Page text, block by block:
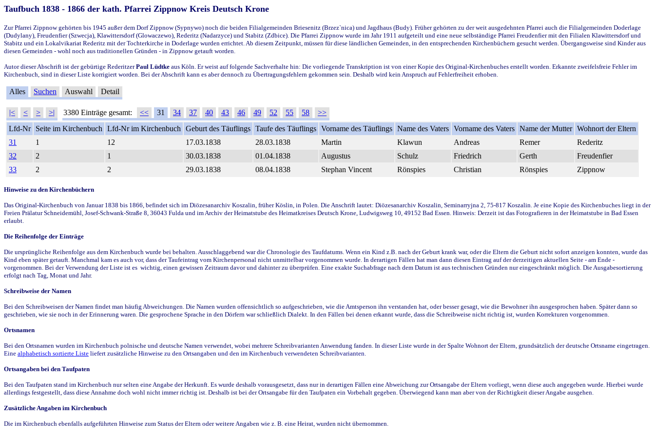
Taufbuch 1838 - 1866 der kath. Pfarrei Zippnow Kreis Deutsch Krone
Zur Pfarrei Zippnow gehörten bis 1945 außer dem Dorf Zippnow (Sypnywo) noch die beiden Filialgemeinden Briesenitz (Brzez`nica) und Jagdhaus (Budy). Früher gehörten zu der weit ausgedehnten Pfarrei auch die Filialgemeinden Doderlage
(Dudylany), Freudenfier (Szwecja), Klawittersdorf (Glowaczewo), Rederitz (Nadarzyce) und Stabitz (Zdbice). Die Pfarrei Zippnow wurde im Jahr 1911 aufgeteilt und eine neue selbständige Pfarrei Freudenfier mit den Filialen Klawittersdorf und
Stabitz und ein Lokalvikariat Rederitz mit der Tochterkirche in Doderlage wurden errichtet. Ab diesem Zeitpunkt, müssen für diese ländlichen Gemeinden, in den entsprechenden Kirchenbüchern gesucht werden. Übergangsweise sind Kinder aus
diesen Gemeinden - wohl noch aus traditionellen Gründen - in Zippnow getauft worden.
Autor dieser Abschrift ist der gebürtige RederitzerPaul Lüdtke aus Köln. Er weist auf folgende Sachverhalte hin: Die vorliegende Transkription ist von einer Kopie des Original-Kirchenbuches erstellt worden. Erkannte zweifelsfreie Fehler im
Kirchenbuch, sind in dieser Liste korrigiert worden. Bei der Abschrift kann es aber dennoch zu Übertragungsfehlern gekommen sein. Deshalb wird kein Anspruch auf Fehlerfreiheit erhoben.
Alles Suchen Auswahl Detail
|< < > >| 3380 Einträge gesamt: << 31 34 37 40 43 46 49 52 55 58
>>
Lfd-Nr
Seite im Kirchenbuch Lfd-Nr im Kirchenbuch Geburt des Täuflings Taufe des Täuflings Vorname des Täuflings Name des Vaters Vorname des Vaters Name der Mutter Wohnort der Eltern
31
1 12 17.03.1838 28.03.1838 Martin Klawun Andreas Remer
Rederitz
32
2 1 30.03.1838 01.04.1838 Augustus Schulz Friedrich Gerth
Freudenfier
33
2 2 29.03.1838 08.04.1838 Stephan Vincent Rönspies Christian Rönspies Zippnow
Hinweise zu den Kirchenbüchern
Das Original-Kirchenbuch von Januar 1838 bis 1866, befindet sich im Diözesanarchiv Koszalin, früher Köslin, in Polen. Die Anschrift lautet: Diözesanarchiv Koszalin, Seminarryjna 2, 75-817 Koszalin. Je eine Kopie des Kirchenbuches liegt in der
Freien Prälatur Schneidemühl, Josef-Schwank-Straße 8, 36043 Fulda und im Archiv der Heimatstube des Heimatkreises Deutsch Krone, Ludwigsweg 10, 49152 Bad Essen. Hinweis: Derzeit ist das Fotografieren in der Heimatstube in Bad Essen
erlaubt.
Die Reihenfolge der Einträge
Die ursprüngliche Reihenfolge aus dem Kirchenbuch wurde bei behalten. Ausschlaggebend war die Chronologie des Taufdatums. Wenn ein Kind z.B. nach der Geburt krank war, oder die Eltern die Geburt nicht sofort anzeigen konnten, wurde das
Kind eben später getauft. Manchmal kam es auch vor, dass der Taufeintrag vom Kirchenpersonal nicht unmittelbar vorgenommen wurde. In derartigen Fällen hat man dann diesen Eintrag auf der derzeitigen aktuellen Seite - am Ende -
vorgenommen. Bei der Verwendung der Liste ist es wichtig, einen gewissen Zeitraum davor und dahinter zu überprüfen. Eine exakte Suchabfrage nach dem Datum ist aus technischen Gründen nur eingeschränkt möglich. Die Ausgabesortierung
erfolgt nach Tag, Monat und Jahr.
Schreibweise der Namen
Bei den Schreibweisen der Namen findet man häufig Abweichungen. Die Namen wurden offensichtlich so aufgeschrieben, wie die Amtsperson ihn verstanden hat, oder besser gesagt, wie die Bewohner ihn ausgesprochen haben. Später dann so
geschrieben, wie sie noch in der Erinnerung waren. Die gesprochene Sprache in den Dörfern war schließlich Dialekt. In den Fällen bei denen erkannt wurde, dass die Schreibweise nicht richtig ist, wurden Korrekturen vorgenommen.
Ortsnamen
Bei den Ortsnamen wurden im Kirchenbuch polnische und deutsche Namen verwendet, wobei mehrere Schreibvarianten Anwendung fanden. In dieser Liste wurde in der Spalte Wohnort der Eltern, grundsätzlich der deutsche Ortsname eingetragen.
Eine alphabetisch sortierte Liste liefert zusätzliche Hinweise zu den Ortsangaben und den im Kirchenbuch verwendeten Schreibvarianten.
Ortsangaben bei den Taufpaten
Bei den Taufpaten stand im Kirchenbuch nur selten eine Angabe der Herkunft. Es wurde deshalb vorausgesetzt, dass nur in derartigen Fällen eine Abweichung zur Ortsangabe der Eltern vorliegt, wenn diese auch angegeben wurde. Hierbei wurde
allerdings festgestellt, dass diese Annahme doch wohl nicht immer richtig ist. Deshalb ist bei der Ortsangabe für den Taufpaten ein Vorbehalt gegeben. Überwiegend kann man aber von der Richtigkeit dieser Angabe ausgehen.
Zusätzliche Angaben im Kirchenbuch
Die im Kirchenbuch ebenfalls aufgeführten Hinweise zum Status der Eltern oder weitere Angaben wie z. B. eine Heirat, wurden nicht übernommen.